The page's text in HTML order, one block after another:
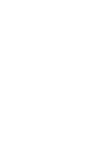
ขอให้แสงสว่